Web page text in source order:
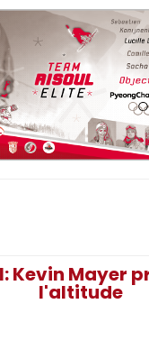
Kevin Mayer
l'altitude